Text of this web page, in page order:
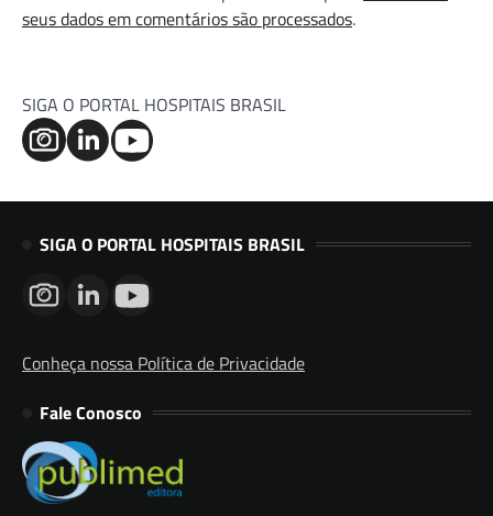
seus dados em comentários são processados.
SIGA O PORTAL HOSPITAIS BRASIL
SIGA O PORTAL HOSPITAIS BRASIL
Conheça nossa Política de Privacidade
Fale Conosco